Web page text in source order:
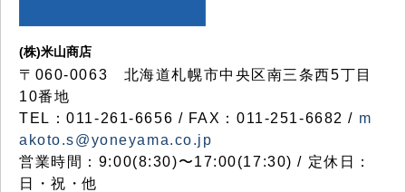
(株)米山商店
〒060-0063 北海道札幌市中央区南三条西5丁目
10番地
TEL：011-261-6656 / FAX：011-251-6682 / m
akoto.s@yoneyama.co.jp
営業時間：9:00(8:30)〜17:00(17:30) / 定休日：
日・祝・他